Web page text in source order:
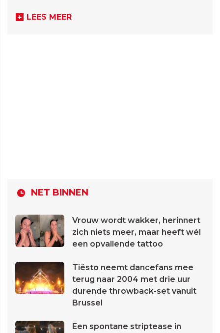
LEES MEER
NET BINNEN
Vrouw wordt wakker, herinnert
zich niets meer, maar heeft wél
een opvallende tattoo
Tiësto neemt dancefans mee
terug naar 2004 met drie uur
durende throwback-set vanuit
Brussel
Een spontane striptease in